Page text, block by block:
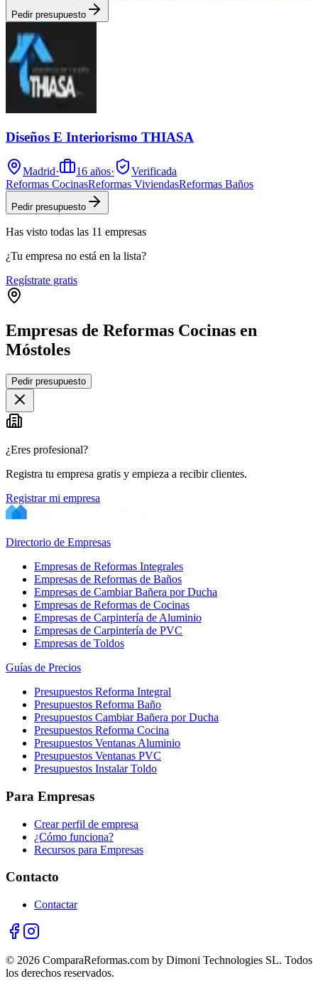
Pedir presupuesto
Diseños E Interiorismo THIASA
Madrid· 16 años·
Verificada
Reformas CocinasReformas ViviendasReformas Baños
Pedir presupuesto
Has visto todas las 11 empresas
¿Tu empresa no está en la lista?
Regístrate gratis
Empresas de Reformas Cocinas en
Móstoles
+
−
Pedir presupuesto
¿Eres profesional?
Registra tu empresa gratis y empieza a recibir clientes.
Registrar mi empresa
Directorio de Empresas
Empresas de Reformas Integrales
Empresas de Reformas de Baños
Empresas de Cambiar Bañera por Ducha
Empresas de Reformas de Cocinas
Empresas de Carpintería de Aluminio
Empresas de Carpintería de PVC
Empresas de Toldos
Guías de Precios
Presupuestos Reforma Integral
Presupuestos Reforma Baño
Presupuestos Cambiar Bañera por Ducha
Presupuestos Reforma Cocina
Presupuestos Ventanas Aluminio
Presupuestos Ventanas PVC
Presupuestos Instalar Toldo
Para Empresas
Crear perfil de empresa
¿Cómo funciona?
Recursos para Empresas
Contacto
Contactar
© 2026 ComparaReformas.com by Dimoni Technologies SL. Todos
los derechos reservados.